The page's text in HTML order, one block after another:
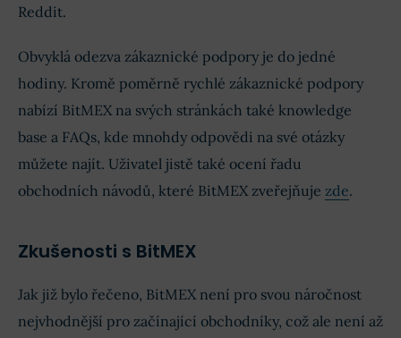
Reddit.
Obvyklá odezva zákaznické podpory je do jedné
hodiny. Kromě poměrně rychlé zákaznické podpory
nabízí BitMEX na svých stránkách také knowledge
base a FAQs, kde mnohdy odpovědi na své otázky
můžete najít. Uživatel jistě také ocení řadu
obchodních návodů, které BitMEX zveřejňuje zde.
Zkušenosti s BitMEX
Jak již bylo řečeno, BitMEX není pro svou náročnost
nejvhodnější pro začínající obchodníky, což ale není až